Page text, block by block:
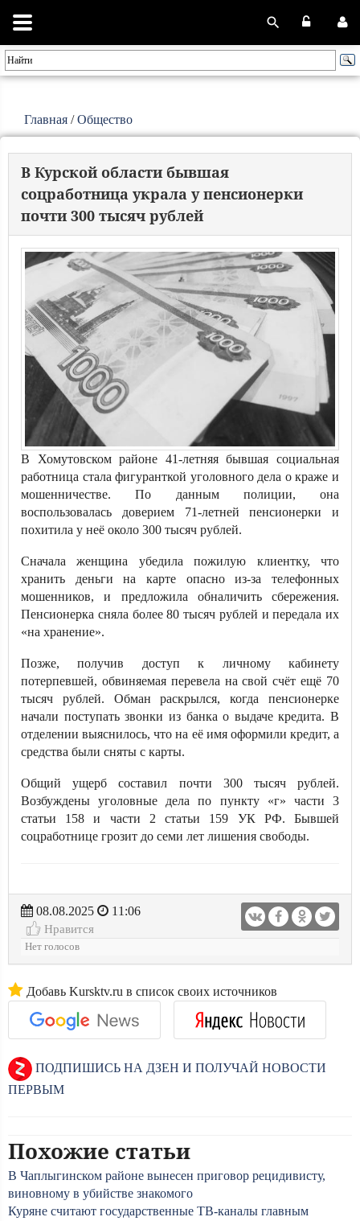
Главная /Общество
В Курской области бывшая
соцработница украла у пенсионерки
почти 300 тысяч рублей
В Хомутовском районе 41-летняя бывшая социальная
работница стала фигуранткой уголовного дела о краже и
мошенничестве. По данным полиции, она
воспользовалась доверием 71-летней пенсионерки и
похитила у неё около 300 тысяч рублей.
Сначала женщина убедила пожилую клиентку, что
хранить деньги на карте опасно из-за телефонных
мошенников, и предложила обналичить сбережения.
Пенсионерка сняла более 80 тысяч рублей и передала их
«на хранение».
Позже, получив доступ к личному кабинету
потерпевшей, обвиняемая перевела на свой счёт ещё 70
тысяч рублей. Обман раскрылся, когда пенсионерке
начали поступать звонки из банка о выдаче кредита. В
отделении выяснилось, что на её имя оформили кредит, а
средства были сняты с карты.
Общий ущерб составил почти 300 тысяч рублей.
Возбуждены уголовные дела по пункту «г» части 3
статьи 158 и части 2 статьи 159 УК РФ. Бывшей
соцработнице грозит до семи лет лишения свободы.
08.08.2025
11:06
Нравится
Нет голосов
Добавь Kursktv.ru в список своих источников
ПОДПИШИСЬ НА ДЗЕН И ПОЛУЧАЙ НОВОСТИ
ПЕРВЫМ
Похожие статьи
В Чаплыгинском районе вынесен приговор рецидивисту,
виновному в убийстве знакомого
Куряне считают государственные ТВ-каналы главным